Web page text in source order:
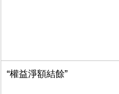
“權益淨額結餘”